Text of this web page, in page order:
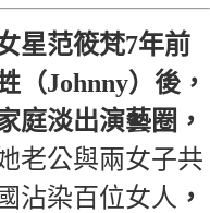
星范筱梵7年前
（Johnny）後，
庭淡出演藝圈，
老公與兩女子共
沾染百位女人 ，